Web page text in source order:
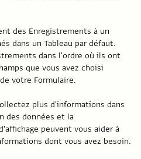
des Enregistrements à un
dans un Tableau par défaut.
dans l'ordre où ils ont
que vous avez choisi
votre Formulaire.
plus d'informations dans
des données et la
peuvent vous aider à
dont vous avez besoin.